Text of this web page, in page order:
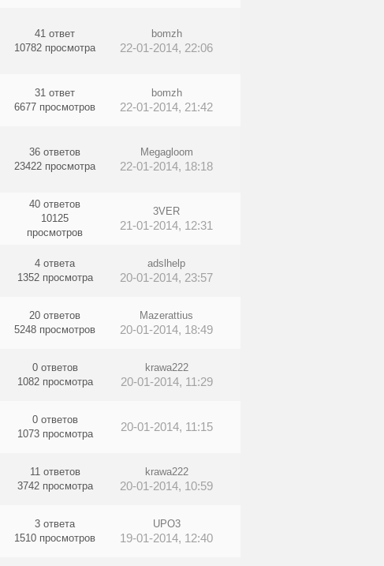
41 ответ
10782 просмотра
bomzh
22-01-2014, 22:06
31 ответ
6677 просмотров
bomzh
22-01-2014, 21:42
36 ответов
23422 просмотра
Megagloom
22-01-2014, 18:18
40 ответов
10125
просмотров
3VER
21-01-2014, 12:31
4 ответа
1352 просмотра
adslhelp
20-01-2014, 23:57
20 ответов
5248 просмотров
Mazerattius
20-01-2014, 18:49
0 ответов
1082 просмотра
krawa222
20-01-2014, 11:29
0 ответов
1073 просмотра
20-01-2014, 11:15
11 ответов
3742 просмотра
krawa222
20-01-2014, 10:59
3 ответа
1510 просмотров
UPO3
19-01-2014, 12:40